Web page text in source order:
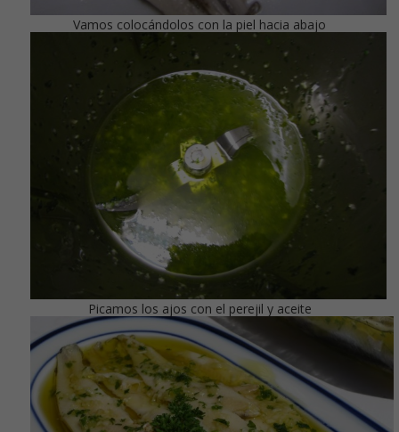
Vamos colocándolos con la piel hacia abajo
Picamos los ajos con el perejil y aceite